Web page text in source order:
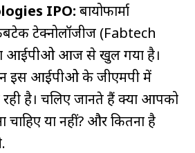
IPO: बायोफार्मा
टेक्नोलॉजीज (Fabtech
आईपीओ आज से खुल गया है।
इस आईपीओ के जीएमपी में
रही है। चलिए जानते हैं क्या आपको
चाहिए या नहीं? और कितना है